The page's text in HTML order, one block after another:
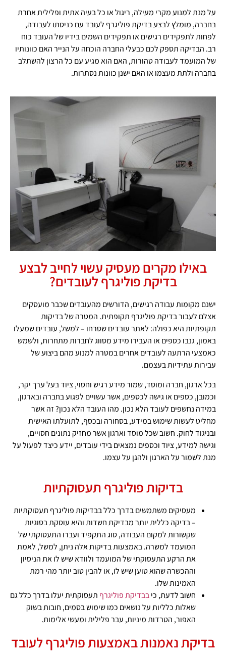
על מנת למנוע מקרי מעילה, ריגול או כל בעיה אתית ופלילית אחרת
בחברה, מומלץ לבצע בדיקת פוליגרף לעובד עם כניסתו לעבודה,
לפחות לתפקידים רגישים או תפקידים השמים בידיו של העובד כוח
רב. הבדיקה תספק לכם כבעלי החברה הוכחה על הנייר האם כוונותיו
של המועמד לעבודה טהורות, האם הוא מגיע עם כל הרצון להשתלב
בחברה ולתת מעצמו או האם ישנן כוונות נסתרות.
באילו מקרים מעסיק עשוי לחייב לבצע
בדיקת פוליגרף לעובדים?
ישנם מקומות עבודה רגישים, הדורשים מהעובדים שכבר מועסקים
אצלם לעבור בדיקת פוליגרף תקופתית. המטרה של בדיקות
תקופתיות היא כפולה: לאתר עובדים שסרחו – למשל, עובדים שמעלו
באמון, גנבו כספים או העבירו מידע מסווג לחברות מתחרות, ולשמש
כאמצעי הרתעה לעובדים אחרים במטרה למנוע מהם ביצוע של
עבירות עתידיות בעצמם.
בכל ארגון, חברה ומוסד, שמור מידע רגיש וחסוי, ציוד בעל ערך יקר,
וכמובן, כספים או גישה לכספים, אשר עשויים לפגוע בחברה ובארגון,
במידה נחשפים לעובד הלא נכון. מהו העובד הלא נכון? זה אשר
מחליט לעשות שימוש במידע, בסחורה ובכסף, לתועלתו האישית
ובניגוד לחוק. חשוב שכל מוסד וארגון אשר מחזיק נתונים חסויים,
וגישה למידע, ציוד וכספים נמצאים בידי עובדים, יידע כיצד לפעול על
מנת לשמור על הארגון ולהגן על עצמו.
בדיקות פוליגרף תעסוקתיות
מעסיקים משתמשים בדרך כלל בבדיקות פוליגרף תעסוקתיות
– בדיקה כללית יותר מבדיקת חשדות והיא עוסקת בסוגיות
שקשורות למקום העבודה, סוג התקפיד ועברו התעסוקתי של
המועמד למשרה. באמצעות בדיקות אלה ניתן, למשל, לאמת
את הרקע התעסוקתי של המועמד ולוודא שיש לו את הניסיון
וההכשרה שהוא טוען שיש לו, או להבין טוב יותר מהי רמת
האמינות שלו.
חשוב לדעת, כיבבדיקת פוליגרף תעסוקתית יעלו בדרך כלל גם
שאלות כלליות על נושאים כמו שימוש בסמים, חובות בשוק
האפור, הטרדות מיניות, עבר פלילית ומעשי אלימות.
בדיקת נאמנות באמצעות פוליגרף לעובד